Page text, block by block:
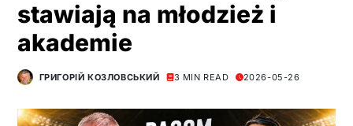
stawiają na młodzież i
akademie
ГРИГОРІЙ КОЗЛОВСЬКИЙ 3 MIN READ 2026-05-26